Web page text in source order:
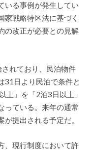
いる事例が発生してい
家戦略特区法に基づく
の改正が必要との見解
れており、民泊物件
31日より民泊で条件と
上」を「2泊3日以上」
っている。来年の通常
提出される予定だ。
、現行制度において許